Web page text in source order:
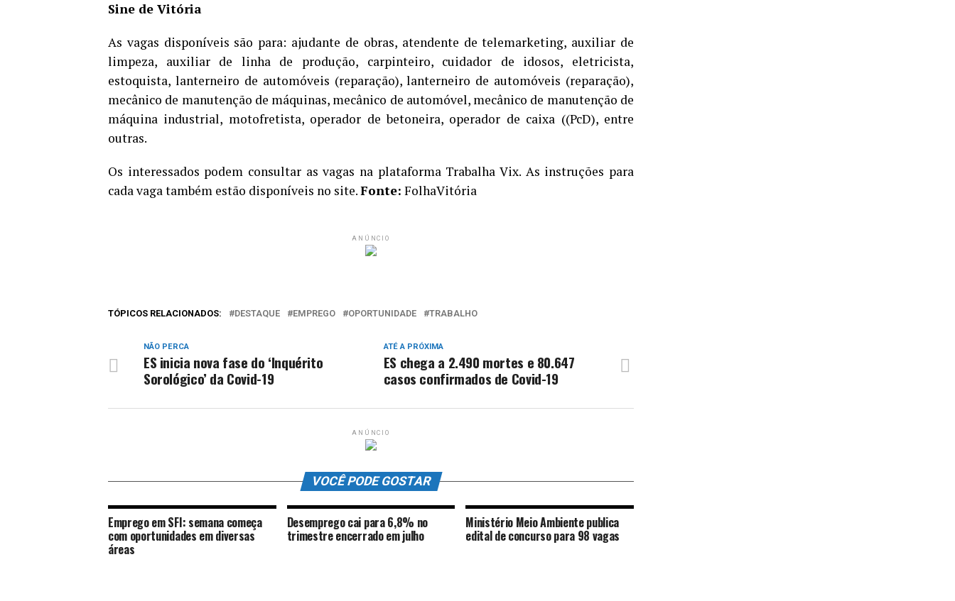
Sine de Vitória
As vagas disponíveis são para: ajudante de obras, atendente de telemarketing, auxiliar de
limpeza, auxiliar de linha de produção, carpinteiro, cuidador de idosos, eletricista,
estoquista, lanterneiro de automóveis (reparação), lanterneiro de automóveis (reparação),
mecânico de manutenção de máquinas, mecânico de automóvel, mecânico de manutenção de
máquina industrial, motofretista, operador de betoneira, operador de caixa ((PcD), entre
outras.
Os interessados podem consultar as vagas na plataforma Trabalha Vix. As instruções para
cada vaga também estão disponíveis no site.Fonte: FolhaVitória
ANÚNCIO
TÓPICOS RELACIONADOS: DESTAQUE EMPREGO OPORTUNIDADE TRABALHO
ATÉ A PRÓXIMA
ES chega a 2.490 mortes e 80.647
casos confirmados de Covid-19
NÃO PERCA
ES inicia nova fase do ‘Inquérito
Sorológico’ da Covid-19
ANÚNCIO
VOCÊ PODE GOSTAR
Emprego em SFI: semana começa
com oportunidades em diversas
áreas
Desemprego cai para 6,8% no
trimestre encerrado em julho
Ministério Meio Ambiente publica
edital de concurso para 98 vagas